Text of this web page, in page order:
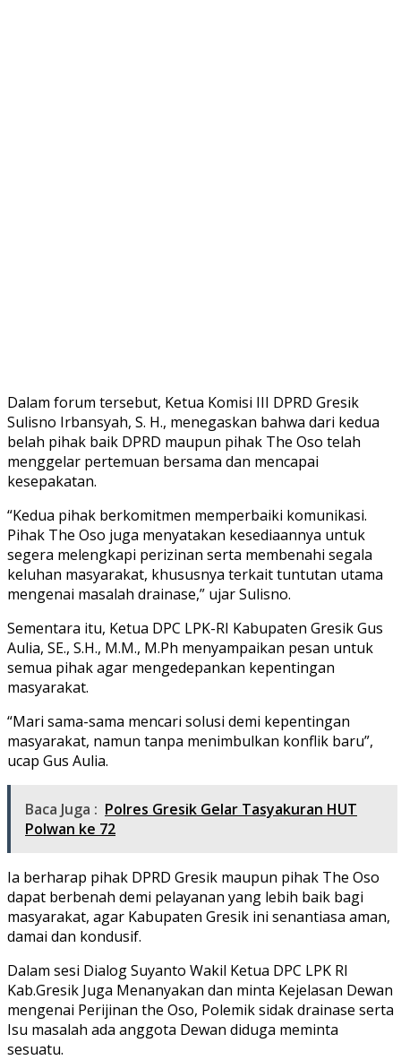
Dalam forum tersebut, Ketua Komisi III DPRD Gresik
Sulisno Irbansyah, S. H., menegaskan bahwa dari kedua
belah pihak baik DPRD maupun pihak The Oso telah
menggelar pertemuan bersama dan mencapai
kesepakatan.
“Kedua pihak berkomitmen memperbaiki komunikasi.
Pihak The Oso juga menyatakan kesediaannya untuk
segera melengkapi perizinan serta membenahi segala
keluhan masyarakat, khususnya terkait tuntutan utama
mengenai masalah drainase,” ujar Sulisno.
Sementara itu, Ketua DPC LPK-RI Kabupaten Gresik Gus
Aulia, SE., S.H., M.M., M.Ph menyampaikan pesan untuk
semua pihak agar mengedepankan kepentingan
masyarakat.
“Mari sama-sama mencari solusi demi kepentingan
masyarakat, namun tanpa menimbulkan konflik baru”,
ucap Gus Aulia.
Baca Juga : Polres Gresik Gelar Tasyakuran HUT
Polwan ke 72
Ia berharap pihak DPRD Gresik maupun pihak The Oso
dapat berbenah demi pelayanan yang lebih baik bagi
masyarakat, agar Kabupaten Gresik ini senantiasa aman,
damai dan kondusif.
Dalam sesi Dialog Suyanto Wakil Ketua DPC LPK RI
Kab.Gresik Juga Menanyakan dan minta Kejelasan Dewan
mengenai Perijinan the Oso, Polemik sidak drainase serta
Isu masalah ada anggota Dewan diduga meminta
sesuatu.